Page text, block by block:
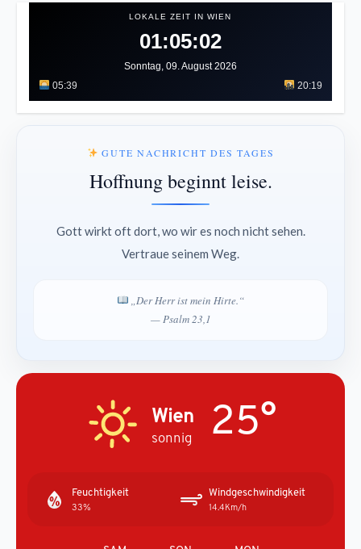
LOKALE ZEIT IN WIEN
01:05:05
Sonntag, 09. August 2026
05:39
20:19
GUTE NACHRICHT DES TAGES
Hoffnung beginnt leise.
Gott wirkt oft dort, wo wir es noch nicht sehen.
Vertraue seinem Weg.
„Der Herr ist mein Hirte.“
— Psalm 23,1
Wien
sonnig 25°
Feuchtigkeit
33%
Windgeschwindigkeit
14.4Km/h